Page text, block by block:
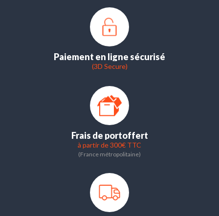
Paiement en ligne sécurisé
(3D Secure)
Frais de portoffert
à partir de 300€ TTC
(France métropolitaine)